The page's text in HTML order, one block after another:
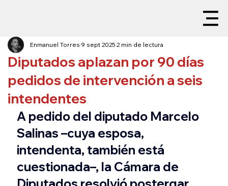
Diputados aplazan por 90 días
pedidos de intervención a seis
intendentes
Enmanuel Torres9 sept 20252 min de lectura
A pedido del diputado Marcelo
Salinas –cuya esposa,
intendenta, también está
cuestionada–, la Cámara de